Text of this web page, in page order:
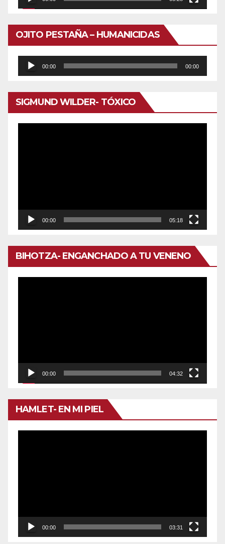
OJITO PESTAÑA – HUMANICIDAS
Reproductor
de
audio
00:00 00:00
SIGMUND WILDER- TÓXICO
00:00 05:18
BIHOTZA- ENGANCHADO A TU VENENO
00:00 04:32
HAMLET- EN MI PIEL
00:00 03:31